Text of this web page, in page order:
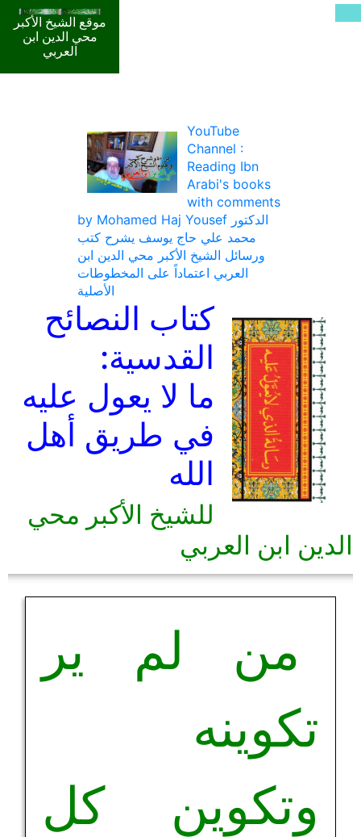
موقع الشيخ الأكبر
محي الدين ابن
العربي
YouTube
Channel :
Reading Ibn
Arabi's books
with comments
by Mohamed Haj Yousef الدكتور
محمد علي حاج يوسف يشرح كتب
ورسائل الشيخ الأكبر محي الدين ابن
العربي اعتماداً على المخطوطات
الأصلية
كتاب النصائح
القدسية:
ما لا يعول عليه
في طريق أهل
الله
للشيخ الأكبر محي
الدين ابن العربي
من لم ير
تكوينه
وتكوين كل